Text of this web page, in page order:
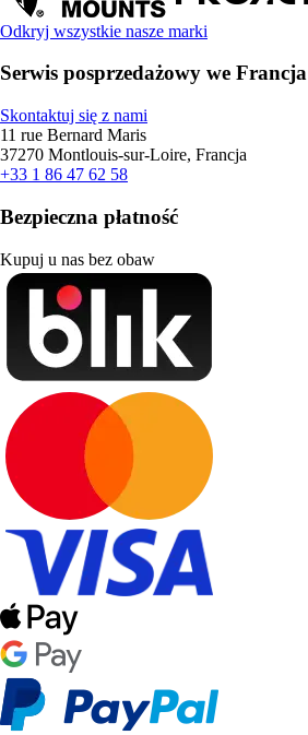
Odkryj wszystkie nasze marki
Serwis posprzedażowy we Francja
Skontaktuj się z nami
11 rue Bernard Maris
37270 Montlouis-sur-Loire, Francja
+33 1 86 47 62 58
Bezpieczna płatność
Kupuj u nas bez obaw